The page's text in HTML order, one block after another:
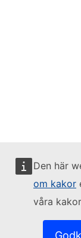
Den här
om kakor
våra